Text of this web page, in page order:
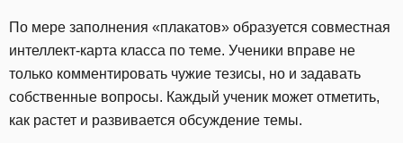
По мере заполнения «плакатов» образуется совместная
интеллект-карта класса по теме. Ученики вправе не
только комментировать чужие тезисы, но и задавать
собственные вопросы. Каждый ученик может отметить,
как растет и развивается обсуждение темы.